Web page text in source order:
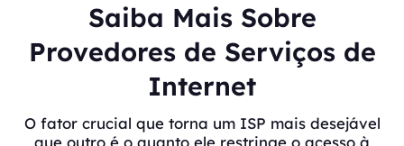
Saiba Mais Sobre
Provedores de Serviços de
Internet
O fator crucial que torna um ISP mais desejável
que outro é o quanto ele restringe o acesso à